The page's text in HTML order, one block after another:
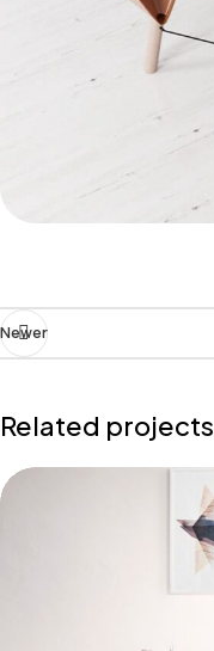
Newer
Related projects